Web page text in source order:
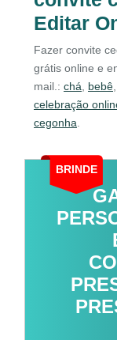
Editar
Fazer convite
grátis online e
mail.: chá bebê
celebração
cegonha
BRINDE